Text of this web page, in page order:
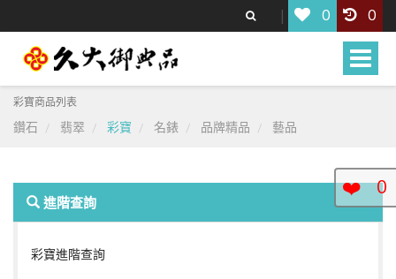
0 0
Toggle
彩寶商品列表
鑽石 翡翠 彩寶 名錶 品牌精品 藝品
進階查詢
彩寶進階查詢
❤️ 0